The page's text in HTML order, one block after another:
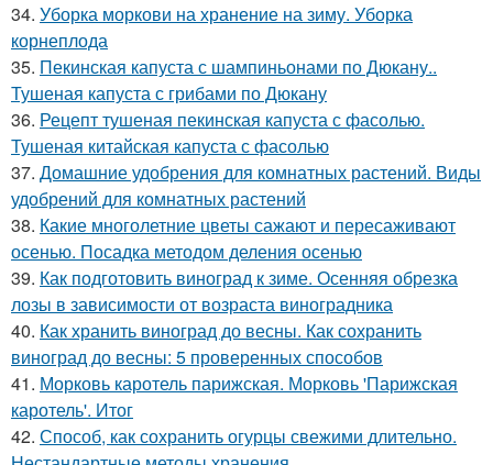
34. Уборка моркови на хранение на зиму. Уборка
корнеплода
35. Пекинская капуста с шампиньонами по Дюкану..
Тушеная капуста с грибами по Дюкану
36. Рецепт тушеная пекинская капуста с фасолью.
Тушеная китайская капуста с фасолью
37. Домашние удобрения для комнатных растений. Виды
удобрений для комнатных растений
38. Какие многолетние цветы сажают и пересаживают
осенью. Посадка методом деления осенью
39. Как подготовить виноград к зиме. Осенняя обрезка
лозы в зависимости от возраста виноградника
40. Как хранить виноград до весны. Как сохранить
виноград до весны: 5 проверенных способов
41. Морковь каротель парижская. Морковь 'Парижская
каротель'. Итог
42. Способ, как сохранить огурцы свежими длительно.